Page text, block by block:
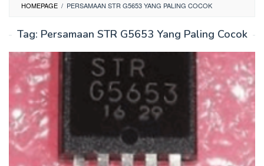
HOMEPAGE / PERSAMAAN STR G5653 YANG PALING COCOK
Tag: Persamaan STR G5653 Yang Paling Cocok